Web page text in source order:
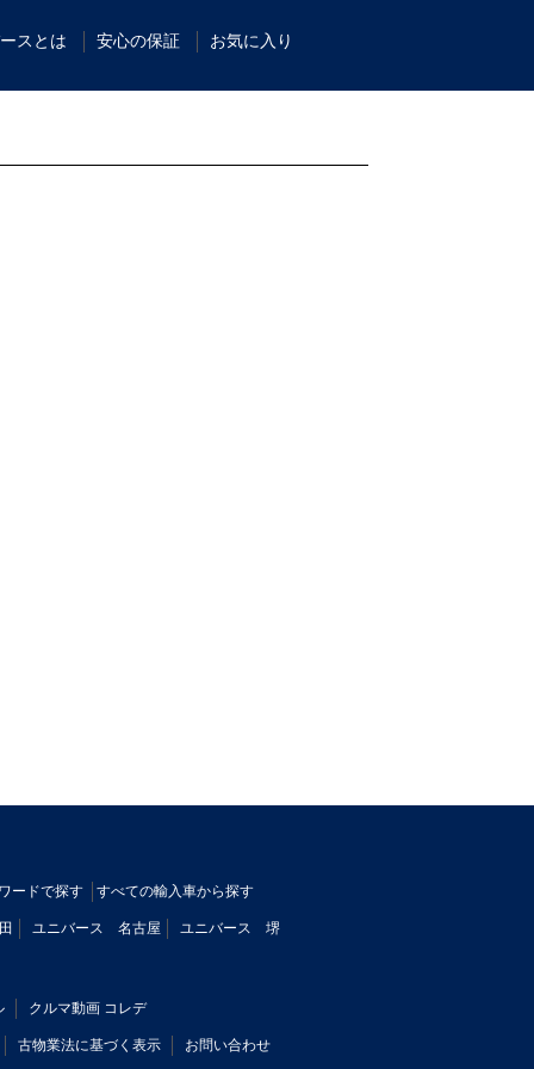
スとは 安心の保証 お気に入り
ードで探す すべての輸入車から探す
ユニバース 名古屋 ユニバース 堺
クルマ動画 コレデ
古物業法に基づく表示 お問い合わせ